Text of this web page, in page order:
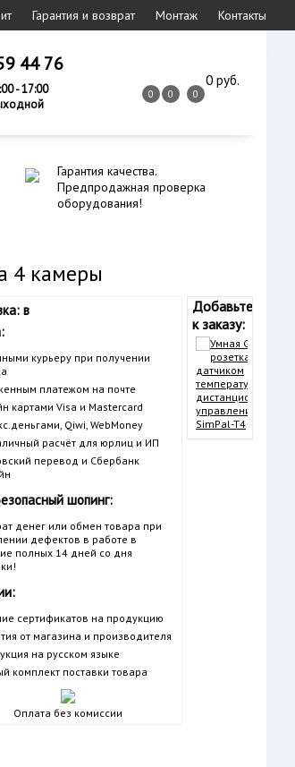
Гарантия и возврат Монтаж Контакты
44 76
- 17:00
0 0 0
0 руб.
Гарантия качества.
Предпродажная проверка
оборудования!
4 камеры
в
курьеру при получении
платежом на почте
картами Visa и Mastercard
Qiwi, WebMoney
расчёт для юрлиц и ИП
перевод и Сбербанк
шопинг:
денег или обмен товара при
дефектов в работе в
полных 14 дней со дня
сертификатов на продукцию
от магазина и производителя
на русском языке
комплект поставки товара
Оплата без комиссии
Добавьте
к заказу: